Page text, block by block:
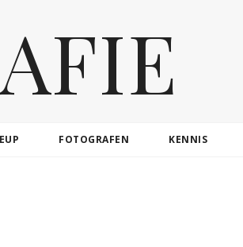
FOTOGRAFEN KENNIS